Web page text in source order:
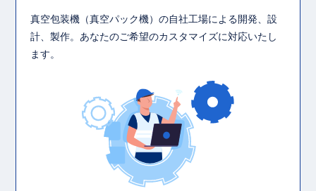
真空包装機（真空パック機）の自社工場による開発、設
計、製作。あなたのご希望のカスタマイズに対応いたし
ます。